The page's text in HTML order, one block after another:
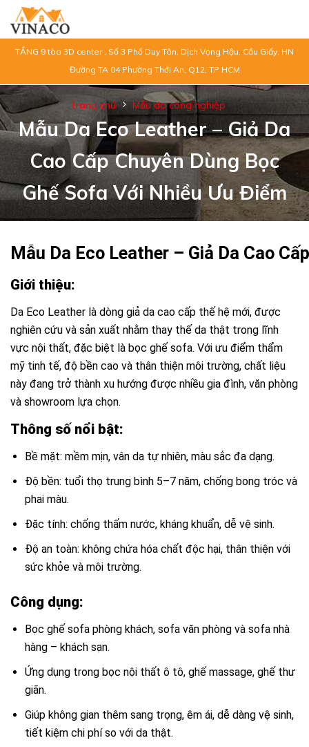
TẦNG 9 tòa 3D center , Số 3 Phố Duy Tân, Dịch Vọng Hậu, Cầu Giấy, HN
Đường TA 04 Phường Thới An, Q12, TP HCM
Trang chủ Mẫu da công nghiệp
Mẫu Da Eco Leather – Giả Da
Cao Cấp Chuyên Dùng Bọc
Ghế Sofa Với Nhiều Ưu Điểm
Mẫu Da Eco Leather – Giả Da Cao
Giới thiệu:
Da Eco Leather là dòng giả da cao cấp thế hệ mới, được
nghiên cứu và sản xuất nhằm thay thế da thật trong lĩnh
vực nội thất, đặc biệt là bọc ghế sofa. Với ưu điểm thẩm
mỹ tinh tế, độ bền cao và thân thiện môi trường, chất liệu
này đang trở thành xu hướng được nhiều gia đình, văn phòng
và showroom lựa chọn.
Thông số nổi bật:
Bề mặt: mềm mịn, vân da tự nhiên, màu sắc đa dạng.
Độ bền: tuổi thọ trung bình 5–7 năm, chống bong tróc và
phai màu.
Đặc tính: chống thấm nước, kháng khuẩn, dễ vệ sinh.
Độ an toàn: không chứa hóa chất độc hại, thân thiện với
sức khỏe và môi trường.
Công dụng:
Bọc ghế sofa phòng khách, sofa văn phòng và sofa nhà
hàng – khách sạn.
Ứng dụng trong bọc nội thất ô tô, ghế massage, ghế thư
giãn.
Giúp không gian thêm sang trọng, êm ái, dễ dàng vệ sinh,
tiết kiệm chi phí so với da thật.